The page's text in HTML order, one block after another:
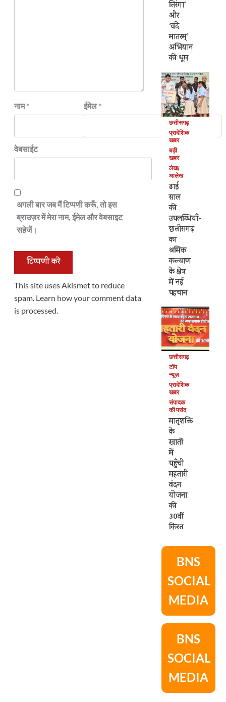
नाम* ईमेल*
वेबसाईट
अगली बार जब मैं टिप्पणी करूँ, तो इस
ब्राउज़र में मेरा नाम, ईमेल और वेबसाइट
सहेजें।
This site uses Akismet to reduce
spam. Learn how your comment data
is processed.
तिरंगा’
और
‘वंदे
मातरम्’
अभियान
की धूम
छत्तीसगढ़
प्रादेशिक
खबर
बड़ी
खबर
लेख/
आलेख
ढाई
साल
की
उपलब्धियाँ-
छत्तीसगढ़
का
श्रमिक
कल्याण
के क्षेत्र
में नई
पहचान
छत्तीसगढ़
टॉप
न्यूज़
प्रादेशिक
खबर
संपादक
की पसंद
मातृशक्ति
के
खातों
में
पहुँची
महतारी
वंदन
योजना
की
30वीं
किस्त
BNS
SOCIAL
MEDIA
BNS
SOCIAL
MEDIA